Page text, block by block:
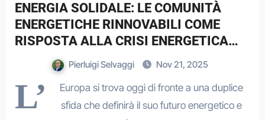
ENERGIA SOLIDALE: LE COMUNITÀ
ENERGETICHE RINNOVABILI COME
RISPOSTA ALLA CRISI ENERGETICA
EUROPEAPierluigi Selvaggi Nov 21, 2025
L’
Europa si trova oggi di fronte a una duplice
sfida che definirà il suo futuro energetico e